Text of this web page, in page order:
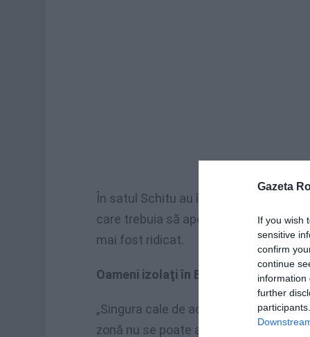
Gazeta
If you wish
sensitive
confirm
continue
information
further
În satul Schitu au început să se facă
care trebuia să apere locuitorii
mai fost ridicat.
Oameni izolaţi în Buzău
„Singura cale de acces către
zonă nu se poate ajunge nici măcar